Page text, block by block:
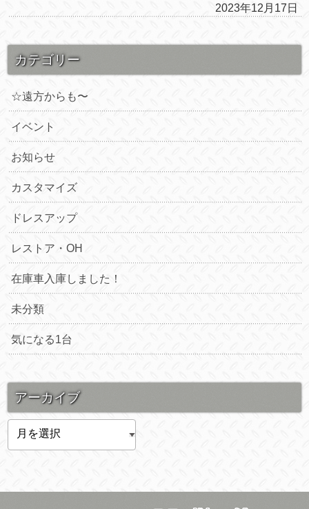
2023年12月17日
カテゴリー
☆遠方からも〜
イベント
お知らせ
カスタマイズ
ドレスアップ
レストア・OH
在庫車入庫しました！
未分類
気になる1台
アーカイブ
ブ